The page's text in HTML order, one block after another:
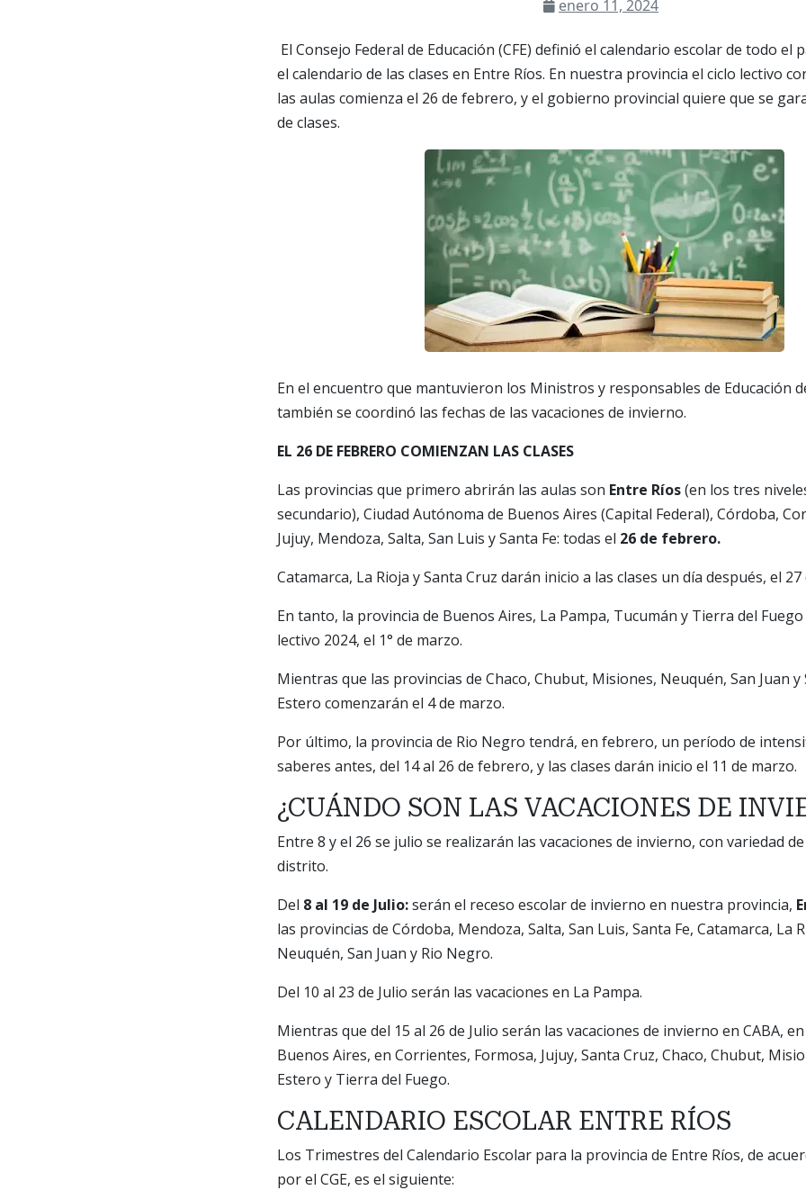
enero 11, 2024
El Consejo Federal de Educación (CFE) definió el calendario escolar de todo el
el calendario de las clases en Entre Ríos. En nuestra provincia el ciclo lectivo
las aulas comienza el 26 de febrero, y el gobierno provincial quiere que se
de clases.
En el encuentro que mantuvieron los Ministros y responsables de Educación
también se coordinó las fechas de las vacaciones de invierno.
EL 26 DE FEBRERO COMIENZAN LAS CLASES
Las provincias que primero abrirán las aulas son Entre Ríos(en los tres
secundario), Ciudad Autónoma de Buenos Aires (Capital Federal), Córdoba,
Jujuy, Mendoza, Salta, San Luis y Santa Fe: todas el 26 de febrero.
Catamarca, La Rioja y Santa Cruz darán inicio a las clases un día después, el
En tanto, la provincia de Buenos Aires, La Pampa, Tucumán y Tierra del
lectivo 2024, el 1° de marzo.
Mientras que las provincias de Chaco, Chubut, Misiones, Neuquén, San Juan y
Estero comenzarán el 4 de marzo.
Por último, la provincia de Rio Negro tendrá, en febrero, un período de
saberes antes, del 14 al 26 de febrero, y las clases darán inicio el 11 de marzo.
¿CUÁNDO SON LAS VACACIONES DE
Entre 8 y el 26 se julio se realizarán las vacaciones de invierno, con variedad
distrito.
Del 8 al 19 de Julio:serán el receso escolar de invierno en nuestra provincia,
las provincias de Córdoba, Mendoza, Salta, San Luis, Santa Fe, Catamarca, La
Neuquén, San Juan y Rio Negro.
Del 10 al 23 de Julio serán las vacaciones en La Pampa.
Mientras que del 15 al 26 de Julio serán las vacaciones de invierno en CABA,
Buenos Aires, en Corrientes, Formosa, Jujuy, Santa Cruz, Chaco, Chubut,
Estero y Tierra del Fuego.
CALENDARIO ESCOLAR ENTRE RÍOS
Los Trimestres del Calendario Escolar para la provincia de Entre Ríos, de
por el CGE, es el siguiente: